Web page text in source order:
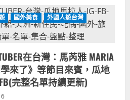
國外美食
外國人遊台灣
在台灣：馬芮雅 MARIA
學來了》等節目來賓，瓜地
完整名單持續更新)